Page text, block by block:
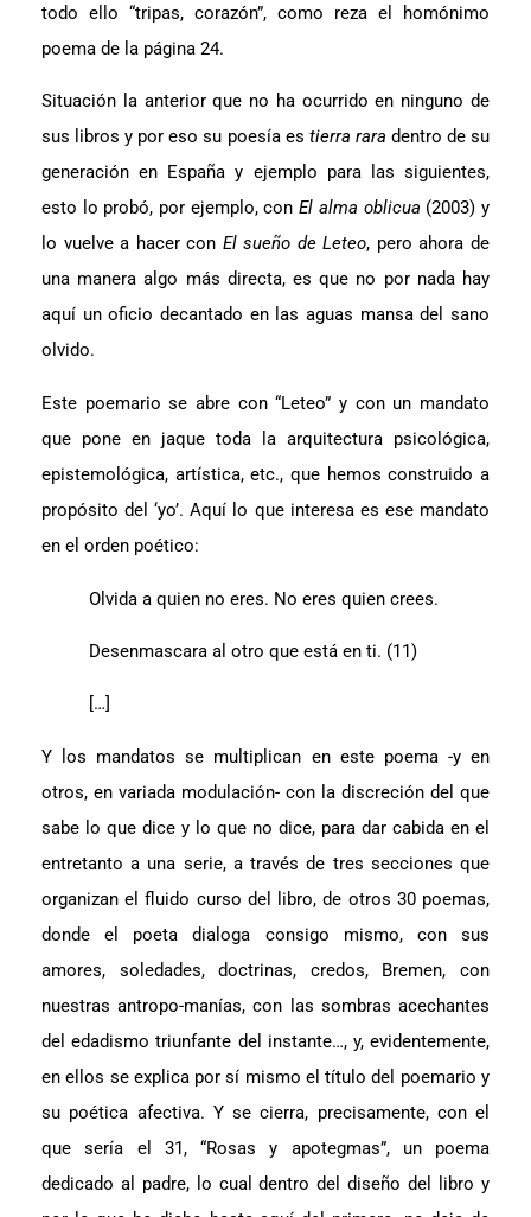
todo ello “tripas, corazón”, como reza el homónimo
poema de la página 24.
Situación la anterior que no ha ocurrido en ninguno de
sus libros y por eso su poesía es tierra rara dentro de su
generación en España y ejemplo para las siguientes,
esto lo probó, por ejemplo, conEl alma oblicua (2003) y
lo vuelve a hacer con El sueño de Leteo, pero ahora de
una manera algo más directa, es que no por nada hay
aquí un oficio decantado en las aguas mansa del sano
olvido.
Este poemario se abre con “Leteo” y con un mandato
que pone en jaque toda la arquitectura psicológica,
epistemológica, artística, etc., que hemos construido a
propósito del ‘yo’. Aquí lo que interesa es ese mandato
en el orden poético:
Olvida a quien no eres. No eres quien crees.
Desenmascara al otro que está en ti. (11)
[…]
Y los mandatos se multiplican en este poema -y en
otros, en variada modulación- con la discreción del que
sabe lo que dice y lo que no dice, para dar cabida en el
entretanto a una serie, a través de tres secciones que
organizan el fluido curso del libro, de otros 30 poemas,
donde el poeta dialoga consigo mismo, con sus
amores, soledades, doctrinas, credos, Bremen, con
nuestras antropo-manías, con las sombras acechantes
del edadismo triunfante del instante…, y, evidentemente,
en ellos se explica por sí mismo el título del poemario y
su poética afectiva. Y se cierra, precisamente, con el
que sería el 31, “Rosas y apotegmas”, un poema
dedicado al padre, lo cual dentro del diseño del libro y